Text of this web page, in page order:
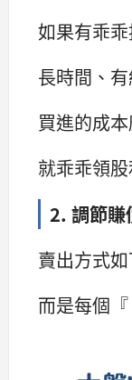
如果有乖
長時間、
買進的成
就乖乖領
2. 調節賺
賣出方式
而是每個